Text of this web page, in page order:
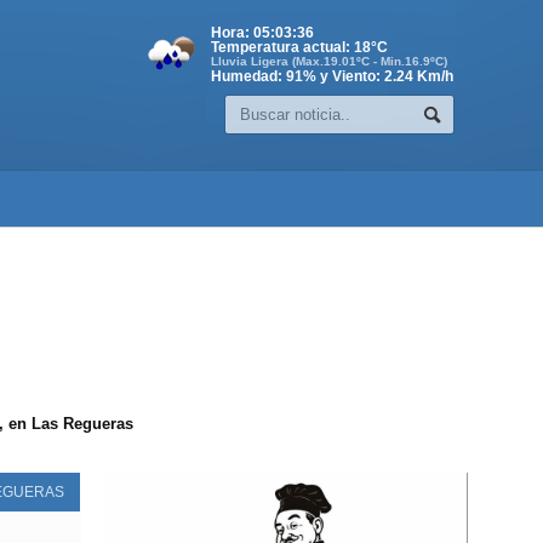
Hora: 05:03:36
Temperatura actual: 18°C
Lluvia Ligera (Max.19.01ºC - Min.16.9ºC)
Humedad: 91% y Viento: 2.24 Km/h
Las Regueras